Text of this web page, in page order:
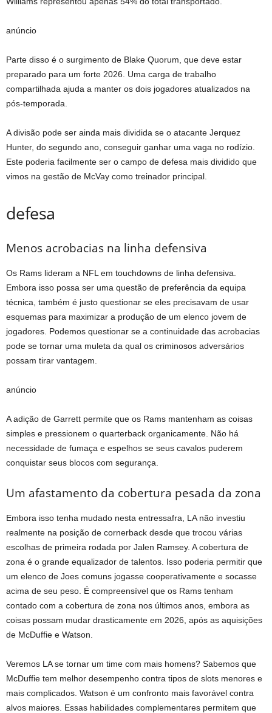
anúncio
Parte disso é o surgimento de Blake Quorum, que deve estar
preparado para um forte 2026. Uma carga de trabalho
compartilhada ajuda a manter os dois jogadores atualizados na
pós-temporada.
A divisão pode ser ainda mais dividida se o atacante Jerquez
Hunter, do segundo ano, conseguir ganhar uma vaga no rodízio.
Este poderia facilmente ser o campo de defesa mais dividido que
vimos na gestão de McVay como treinador principal.
defesa
Menos acrobacias na linha defensiva
Os Rams lideram a NFL em touchdowns de linha defensiva.
Embora isso possa ser uma questão de preferência da equipa
técnica, também é justo questionar se eles precisavam de usar
esquemas para maximizar a produção de um elenco jovem de
jogadores. Podemos questionar se a continuidade das acrobacias
pode se tornar uma muleta da qual os criminosos adversários
possam tirar vantagem.
anúncio
A adição de Garrett permite que os Rams mantenham as coisas
simples e pressionem o quarterback organicamente. Não há
necessidade de fumaça e espelhos se seus cavalos puderem
conquistar seus blocos com segurança.
Um afastamento da cobertura pesada da zona
Embora isso tenha mudado nesta entressafra, LA não investiu
realmente na posição de cornerback desde que trocou várias
escolhas de primeira rodada por Jalen Ramsey. A cobertura de
zona é o grande equalizador de talentos. Isso poderia permitir que
um elenco de Joes comuns jogasse cooperativamente e socasse
acima de seu peso. É compreensível que os Rams tenham
contado com a cobertura de zona nos últimos anos, embora as
coisas possam mudar drasticamente em 2026, após as aquisições
de McDuffie e Watson.
Veremos LA se tornar um time com mais homens? Sabemos que
McDuffie tem melhor desempenho contra tipos de slots menores e
mais complicados. Watson é um confronto mais favorável contra
alvos maiores. Essas habilidades complementares permitem que